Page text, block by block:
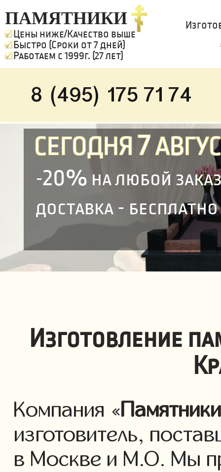
ПАМЯТНИКИ
Цены ниже/Качество выше
Быстро (Сроки от 7 дней)
Работаем с 1999г. (27 лет)
8 (495) 175 71 74
СЕГОДНЯ7
-20% на любой
доставка - бесплатно
Изготовление
Компания «Памятники
изготовитель,
в Москве и М.О. Мы